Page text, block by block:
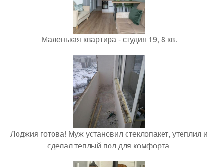
Маленькая квартира - студия 19, 8 кв.
Лоджия готова! Муж установил стеклопакет, утеплил и
сделал теплый пол для комфорта.